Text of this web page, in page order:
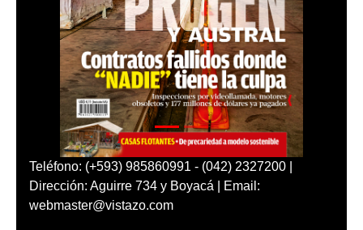
Teléfono: (+593) 985860991 - (042) 2327200 |
Dirección: Aguirre 734 y Boyacá | Email:
webmaster@vistazo.com